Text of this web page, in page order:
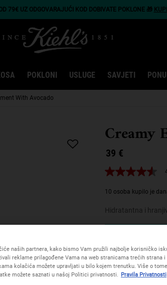
79€ UZ ODGOVARAJUĆI KOD DOBIVATE POKLONE 🎁
POKLONI USLUGE SAVJETI
With Avocado
Creamy
39 €
4.6
5
prosječna
vrijednost
ocjene.
Reviews.
Poveznica
za
istu
stranicu.
10 osoba kupilo je
Hidratantna i
(278.57
Količina
naših partnera, kako bismo Vam pružili najbolje korisničko
reklame prilagođene Vama na web stranicama trećih strana i
kolačića možete upravljati u bilo kojem trenutku. Više o
možete saznati u našoj Politici privatnosti. Pravila Privatnosti